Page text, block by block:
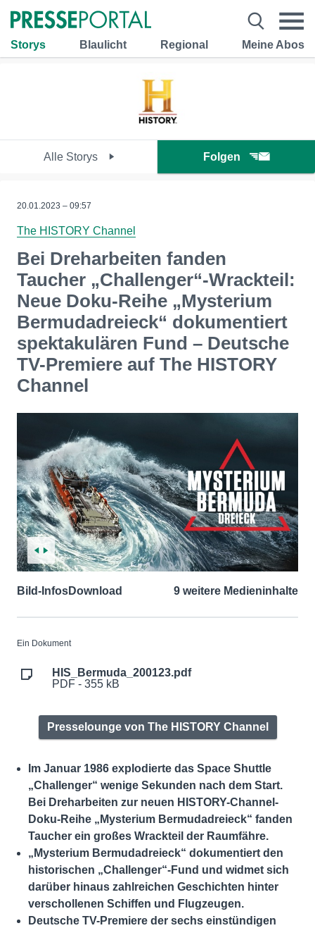
Storys Blaulicht Regional Meine Abos
Alle Storys Folgen
20.01.2023 – 09:57
The HISTORY Channel
Bei Dreharbeiten fanden
Taucher „Challenger“-Wrackteil:
Neue Doku-Reihe „Mysterium
Bermudadreieck“ dokumentiert
spektakulären Fund – Deutsche
TV-Premiere auf The HISTORY
Channel
Bild-InfosDownload 9 weitere Medieninhalte
Ein Dokument
HIS_Bermuda_200123.pdf
PDF - 355 kB
Presselounge von The HISTORY Channel
Im Januar 1986 explodierte das Space Shuttle
„Challenger“ wenige Sekunden nach dem Start.
Bei Dreharbeiten zur neuen HISTORY-Channel-
Doku-Reihe „Mysterium Bermudadreieck“ fanden
Taucher ein großes Wrackteil der Raumfähre.
„Mysterium Bermudadreieck“ dokumentiert den
historischen „Challenger“-Fund und widmet sich
darüber hinaus zahlreichen Geschichten hinter
verschollenen Schiffen und Flugzeugen.
Deutsche TV-Premiere der sechs einstündigen